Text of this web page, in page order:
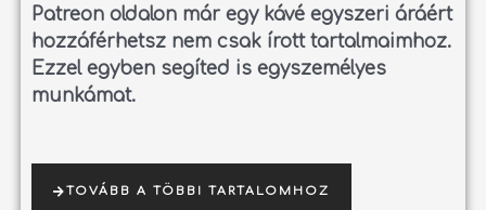
Patreon oldalon már egy kávé egyszeri áráért
hozzáférhetsz nem csak írott tartalmaimhoz.
Ezzel egyben segíted is egyszemélyes
munkámat.
TOVÁBB A TÖBBI TARTALOMHOZ